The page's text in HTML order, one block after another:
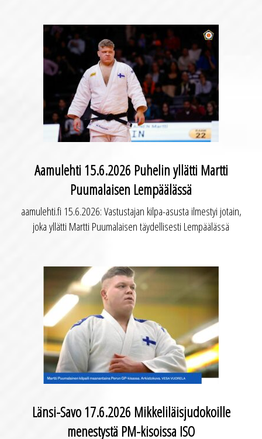
Aamulehti 15.6.2026 Puhelin yllätti Martti
Puumalaisen Lempäälässä
aamulehti.fi 15.6.2026: Vastustajan kilpa-asusta ilmestyi jotain,
joka yllätti Martti Puumalaisen täydellisesti Lempäälässä
Länsi-Savo 17.6.2026 Mikkeliläisjudokoille
menestystä PM-kisoissa ISO